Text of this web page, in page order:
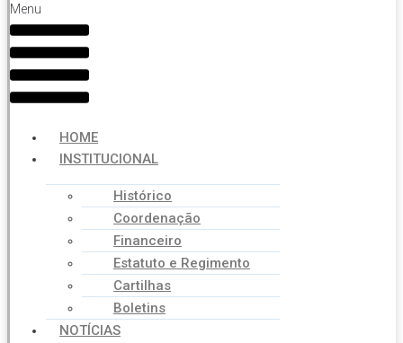
Menu
HOME
INSTITUCIONAL
Histórico
Coordenação
Financeiro
Estatuto e Regimento
Cartilhas
Boletins
NOTÍCIAS